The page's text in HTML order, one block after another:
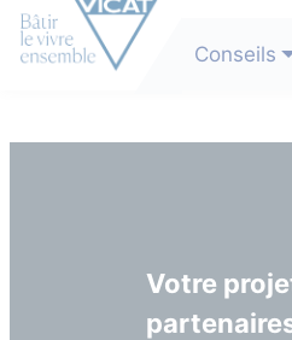
Conseils
Votre